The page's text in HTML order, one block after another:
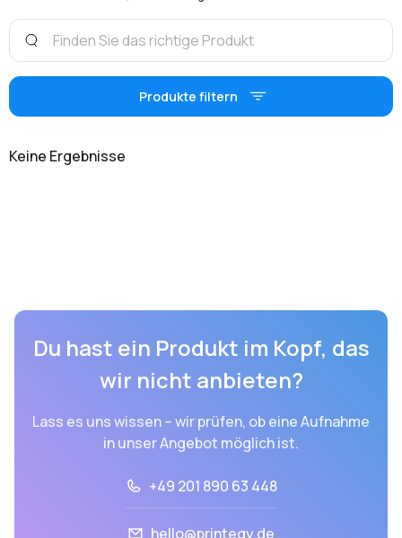
Produkte filtern
Keine Ergebnisse
Du hast ein Produkt im Kopf, das
wir nicht anbieten?
Lass es uns wissen – wir prüfen, ob eine Aufnahme
in unser Angebot möglich ist.
+49 201 890 63 448
hello@printegy.de